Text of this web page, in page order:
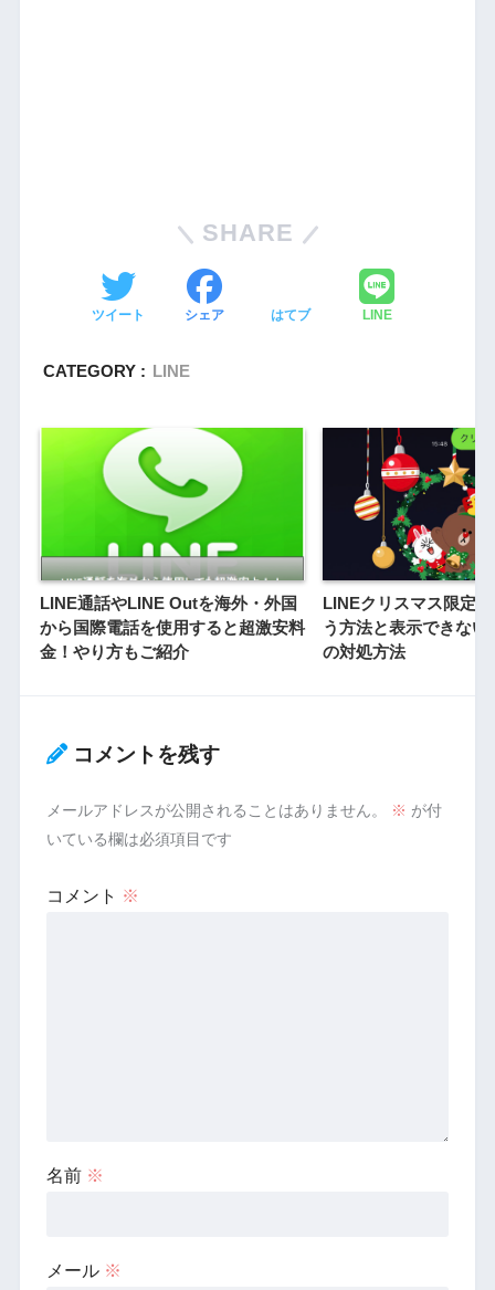
SHARE
ツイート シェア はてブ LINE
CATEGORY : LINE
LINE通話やLINE Outを海外・外国
から国際電話を使用すると超激安料
金！やり方もご紹介
LINEクリスマス限定
う方法と表示できない
の対処方法
コメントを残す
メールアドレスが公開されることはありません。 ※ が付
いている欄は必須項目です
コメント ※
名前 ※
メール ※